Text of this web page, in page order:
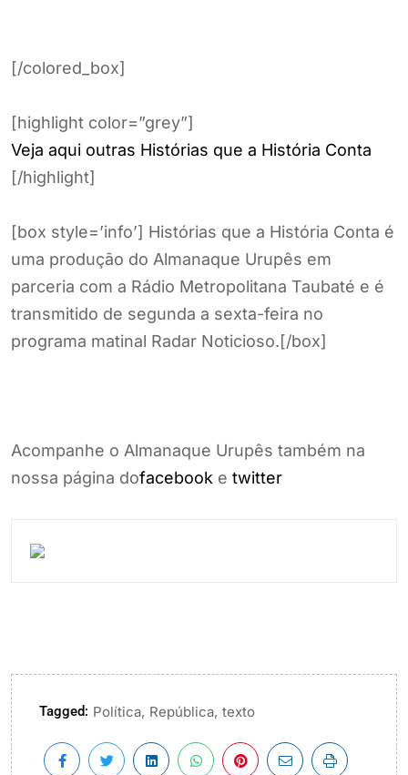
[/colored_box]
[highlight color=”grey”]
Veja aqui outras Histórias que a História Conta
[/highlight]
[box style=’info’] Histórias que a História Conta é
uma produção do Almanaque Urupês em
parceria com a Rádio Metropolitana Taubaté e é
transmitido de segunda a sexta-feira no
programa matinal Radar Noticioso.[/box]
Acompanhe o Almanaque Urupês também na
nossa página dofacebook e twitter
Tagged: Política, República, texto